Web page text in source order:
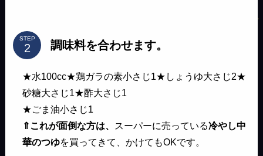
STEP 調味料を合わせます。
★水100cc★鶏ガラの素小さじ1★しょうゆ大さじ2★
砂糖大さじ1★酢大さじ1
★ごま油小さじ1
⇑これが面倒な方は、 スーパーに売っている冷やし中
華のつゆを買ってきて、かけてもOKです。